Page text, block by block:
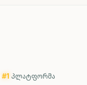
#1 პლატფორმა